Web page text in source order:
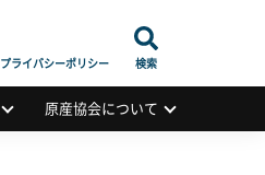
プライバシーポリシー 検索
原産協会について